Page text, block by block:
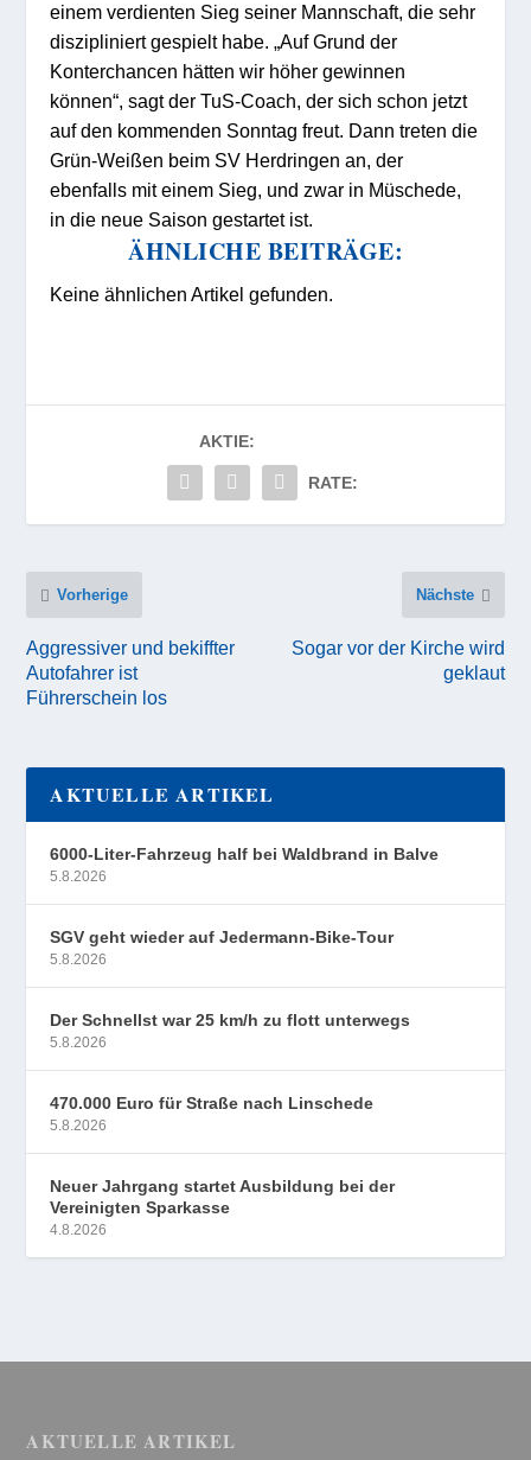
einem verdienten Sieg seiner Mannschaft, die sehr
diszipliniert gespielt habe. „Auf Grund der
Konterchancen hätten wir höher gewinnen
können“, sagt der TuS-Coach, der sich schon jetzt
auf den kommenden Sonntag freut. Dann treten die
Grün-Weißen beim SV Herdringen an, der
ebenfalls mit einem Sieg, und zwar in Müschede,
in die neue Saison gestartet ist.
ÄHNLICHE BEITRÄGE:
Keine ähnlichen Artikel gefunden.
AKTIE:
RATE:
Vorherige
Aggressiver und bekiffter
Autofahrer ist
Führerschein los
Nächste
Sogar vor der Kirche wird
geklaut
AKTUELLE ARTIKEL
6000-Liter-Fahrzeug half bei Waldbrand in Balve
5.8.2026
SGV geht wieder auf Jedermann-Bike-Tour
5.8.2026
Der Schnellst war 25 km/h zu flott unterwegs
5.8.2026
470.000 Euro für Straße nach Linschede
5.8.2026
Neuer Jahrgang startet Ausbildung bei der
Vereinigten Sparkasse
4.8.2026
AKTUELLE ARTIKEL